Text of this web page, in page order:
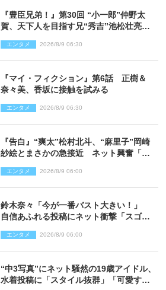
『豊臣兄弟！』第30回 “小一郎”仲野太
賀、天下人を目指す兄“秀吉”池松壮亮
エンタメ 2026/8/9 06:30
『マイ・フィクション』第6話 正樹＆
奈々美、香坂に接触を試みる
エンタメ 2026/8/9 06:30
『告白』“爽太”松村北斗、“麻里子”岡崎
紗絵とまさかの急接近 ネット興奮「そ
り）
エンタメ 2026/8/9 06:00
鈴木奈々「今が一番バスト大きい！」
自信あふれる投稿にネット衝撃「スゴ
エンタメ 2026/8/9 06:00
“中3写真”にネット騒然の19歳アイドル、
水着投稿に「スタイル抜群」「可愛すぎ